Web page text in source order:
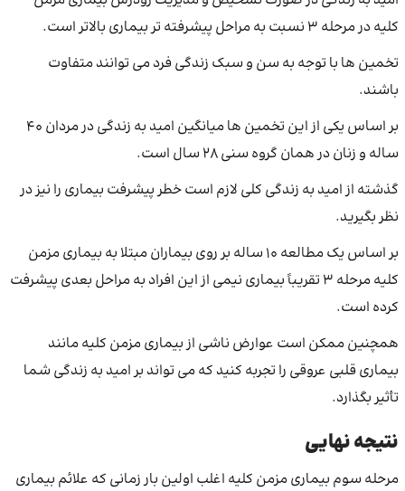
کلیه در مرحله 3 نسبت به مراحل پیشرفته تر بیماری بالاتر است.
تخمین ها با توجه به سن و سبک زندگی فرد می توانند متفاوت
باشند.
بر اساس یکی از این تخمین ها میانگین امید به زندگی در مردان 40
ساله و زنان در همان گروه سنی 28 سال است.
گذشته از امید به زندگی کلی لازم است خطر پیشرفت بیماری را نیز در
نظر بگیرید.
بر اساس یک مطالعه 10 ساله بر روی بیماران مبتلا به بیماری مزمن
کلیه مرحله 3 تقریباً بیماری نیمی از این افراد به مراحل بعدی پیشرفت
کرده است.
همچنین ممکن است عوارض ناشی از بیماری مزمن کلیه مانند
بیماری قلبی عروقی را تجربه کنید که می تواند بر امید به زندگی شما
تأثیر بگذارد.
نتیجه نهایی
مرحله سوم بیماری مزمن کلیه اغلب اولین بار زمانی که علائم بیماری